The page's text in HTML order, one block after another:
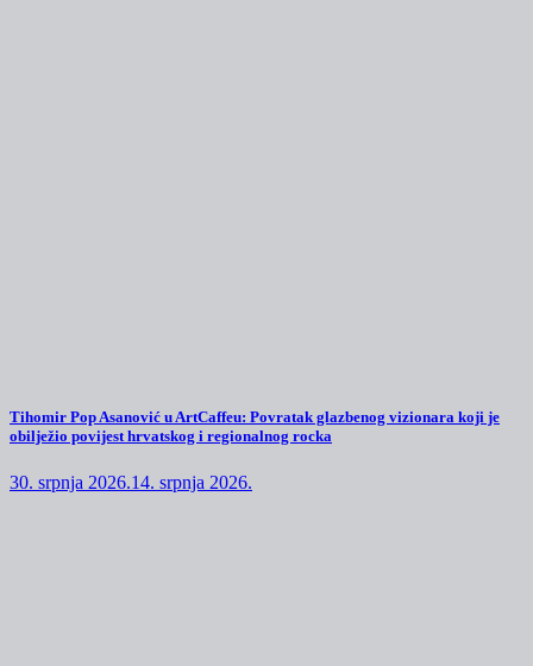
Tihomir Pop Asanović u ArtCaffeu: Povratak glazbenog vizionara koji je
obilježio povijest hrvatskog i regionalnog rocka
30. srpnja 2026.14. srpnja 2026.